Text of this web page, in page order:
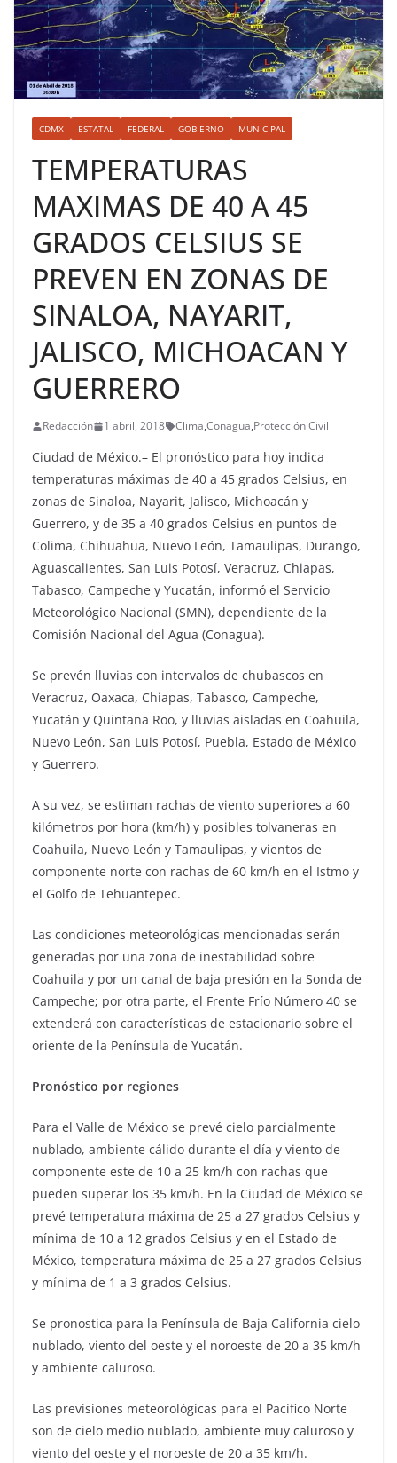
CDMX ESTATAL FEDERAL GOBIERNO MUNICIPAL
TEMPERATURAS
MAXIMAS DE 40 A 45
GRADOS CELSIUS SE
PREVEN EN ZONAS DE
SINALOA, NAYARIT,
JALISCO, MICHOACAN Y
GUERRERO
Redacción 1 abril, 2018 Clima,Conagua,Protección Civil
Ciudad de México.– El pronóstico para hoy indica
temperaturas máximas de 40 a 45 grados Celsius, en
zonas de Sinaloa, Nayarit, Jalisco, Michoacán y
Guerrero, y de 35 a 40 grados Celsius en puntos de
Colima, Chihuahua, Nuevo León, Tamaulipas, Durango,
Aguascalientes, San Luis Potosí, Veracruz, Chiapas,
Tabasco, Campeche y Yucatán, informó el Servicio
Meteorológico Nacional (SMN), dependiente de la
Comisión Nacional del Agua (Conagua).
Se prevén lluvias con intervalos de chubascos en
Veracruz, Oaxaca, Chiapas, Tabasco, Campeche,
Yucatán y Quintana Roo, y lluvias aisladas en Coahuila,
Nuevo León, San Luis Potosí, Puebla, Estado de México
y Guerrero.
A su vez, se estiman rachas de viento superiores a 60
kilómetros por hora (km/h) y posibles tolvaneras en
Coahuila, Nuevo León y Tamaulipas, y vientos de
componente norte con rachas de 60 km/h en el Istmo y
el Golfo de Tehuantepec.
Las condiciones meteorológicas mencionadas serán
generadas por una zona de inestabilidad sobre
Coahuila y por un canal de baja presión en la Sonda de
Campeche; por otra parte, el Frente Frío Número 40 se
extenderá con características de estacionario sobre el
oriente de la Península de Yucatán.
Pronóstico por regiones
Para el Valle de México se prevé cielo parcialmente
nublado, ambiente cálido durante el día y viento de
componente este de 10 a 25 km/h con rachas que
pueden superar los 35 km/h. En la Ciudad de México se
prevé temperatura máxima de 25 a 27 grados Celsius y
mínima de 10 a 12 grados Celsius y en el Estado de
México, temperatura máxima de 25 a 27 grados Celsius
y mínima de 1 a 3 grados Celsius.
Se pronostica para la Península de Baja California cielo
nublado, viento del oeste y el noroeste de 20 a 35 km/h
y ambiente caluroso.
Las previsiones meteorológicas para el Pacífico Norte
son de cielo medio nublado, ambiente muy caluroso y
viento del oeste y el noroeste de 20 a 35 km/h.